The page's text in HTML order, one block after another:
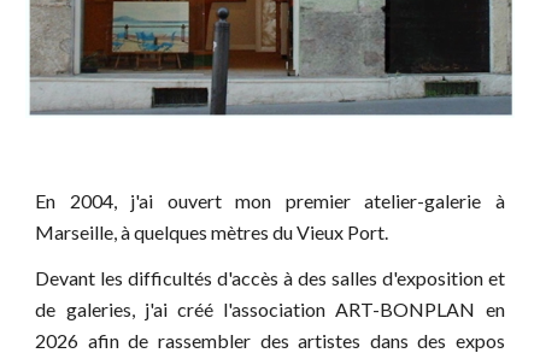
En 2004, j'ai ouvert mon premier atelier-galerie à
Marseille, à quelques mètres du Vieux Port.
Devant les difficultés d'accès à des salles d'exposition et
de galeries, j'ai créé l'association ART-BONPLAN en
2026 afin de rassemblerdes artistes dans des expos